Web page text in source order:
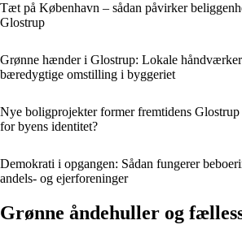
Tæt på København – sådan påvirker
Glostrup
Grønne hænder i Glostrup: Lokale
bæredygtige omstilling i byggeriet
Nye boligprojekter former fremtidens
for byens identitet?
Demokrati i opgangen: Sådan fungerer
andels- og ejerforeninger
Grønne åndehuller og